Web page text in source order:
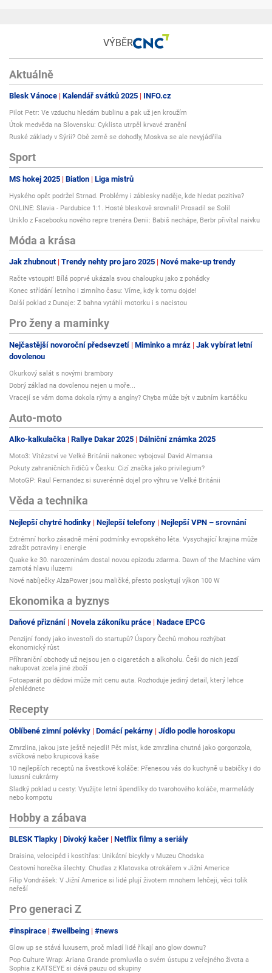
VÝBĚR
Aktuálně
Blesk Vánoce Kalendář svátků 2025 INFO.cz
Pilot Petr: Ve vzduchu hledám bublinu a pak už jen kroužím
Útok medvěda na Slovensku: Cyklista utrpěl krvavé zranění
Ruské základy v Sýrii? Obě země se dohodly, Moskva se ale nevyjádřila
Sport
MS hokej 2025 Biatlon Liga mistrů
Hyského opět podržel Strnad. Problémy i záblesky naděje, kde hledat pozitiva?
ONLINE: Slavia - Pardubice 1:1. Hosté bleskově srovnali! Prosadil se Solil
Uniklo z Facebooku nového repre trenéra Denii: Babiš nechápe, Berbr přivítal naivku
Móda a krása
Jak zhubnout Trendy nehty pro jaro 2025 Nové make-up trendy
Račte vstoupit! Bílá poprvé ukázala svou chaloupku jako z pohádky
Konec střídání letního i zimního času: Víme, kdy k tomu dojde!
Další poklad z Dunaje: Z bahna vytáhli motorku i s nacistou
Pro ženy a maminky
Nejčastější novoroční předsevzetí Miminko a mráz
Jak vybírat letní
dovolenou
Okurkový salát s novými brambory
Dobrý základ na dovolenou nejen u moře...
Vracejí se vám doma dokola rýmy a angíny? Chyba může být v zubním kartáčku
Auto-moto
Alko-kalkulačka Rallye Dakar 2025 Dálniční známka 2025
Moto3: Vítězství ve Velké Británii nakonec vybojoval David Almansa
Pokuty zahraničních řidičů v Česku: Cizí značka jako privilegium?
MotoGP: Raul Fernandez si suverénně dojel pro výhru ve Velké Británii
Věda a technika
Nejlepší chytré hodinky Nejlepší telefony Nejlepší VPN – srovnání
Extrémní horko zásadně mění podmínky evropského léta. Vysychající krajina může
zdražit potraviny i energie
Quake ke 30. narozeninám dostal novou epizodu zdarma. Dawn of the Machine vám
zamotá hlavu iluzemi
Nové nabíječky AlzaPower jsou maličké, přesto poskytují výkon 100 W
Ekonomika a byznys
Daňové přiznání Novela zákoníku práce Nadace EPCG
Penzijní fondy jako investoři do startupů? Úspory Čechů mohou rozhýbat
ekonomický růst
Příhraniční obchody už nejsou jen o cigaretách a alkoholu. Češi do nich jezdí
nakupovat zcela jiné zboží
Fotoaparát po dědovi může mít cenu auta. Rozhoduje jediný detail, který lehce
přehlédnete
Recepty
Oblíbené zimní polévky Domácí pekárny Jídlo podle horoskopu
Zmrzlina, jakou jste ještě nejedli! Pět míst, kde zmrzlina chutná jako gorgonzola,
svíčková nebo krupicová kaše
10 nejlepších receptů na švestkové koláče: Přenesou vás do kuchyně u babičky i do
luxusní cukrárny
Sladký poklad u cesty: Využijte letní špendlíky do tvarohového koláče, marmelády
nebo kompotu
Hobby a zábava
BLESK Tlapky Divoký kačer Netflix filmy a seriály
Draisina, velocipéd i kostitřas: Unikátní bicykly v Muzeu Chodska
Cestovní horečka šlechty: Chuďas z Klatovska otrokářem v Jižní Americe
Filip Vondrášek: V Jižní Americe si lidé plují životem mnohem lehčeji, věci tolik
neřeší
Pro generaci Z
#inspirace #wellbeing #news
Glow up se stává luxusem, proč mladí lidé říkají ano glow downu?
Pop Culture Wrap: Ariana Grande promluvila o svém ústupu z veřejného života a
Sophia z KATSEYE si dává pauzu od skupiny